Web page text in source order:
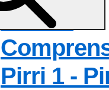
Istituto
Pirri 1 -